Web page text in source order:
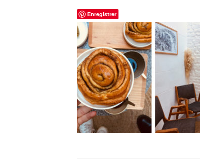
Enregistrer